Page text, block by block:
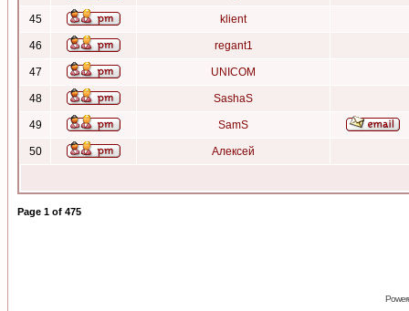
45 klient
46 regant1
47 UNICOM
48 SashaS
49 SamS
50 Алексей
Page 1 of 475